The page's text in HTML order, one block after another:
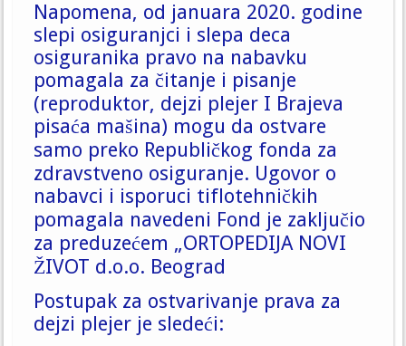
Napomena, od januara 2020. godine
slepi osiguranjci i slepa deca
osiguranika pravo na nabavku
pomagala za čitanje i pisanje
(reproduktor, dejzi plejer I Brajeva
pisaća mašina) mogu da ostvare
samo preko Republičkog fonda za
zdravstveno osiguranje. Ugovor o
nabavci i isporuci tiflotehničkih
pomagala navedeni Fond je zaključio
za preduzećem „ORTOPEDIJA NOVI
ŽIVOT d.o.o. Beograd
Postupak za ostvarivanje prava za
dejzi plejer je sledeći: